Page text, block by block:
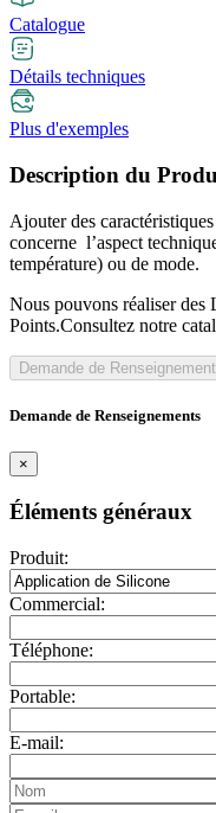
Catalogue
Détails techniques
Plus d'exemples
Description du
Ajouter des
concerne l’aspect
température) ou de mode.
Nous pouvons réaliser des
Points.Consultez notre
Demande de
Demande de Renseignements
×
Éléments généraux
Produit:
Commercial:
Téléphone:
Portable:
E-mail: